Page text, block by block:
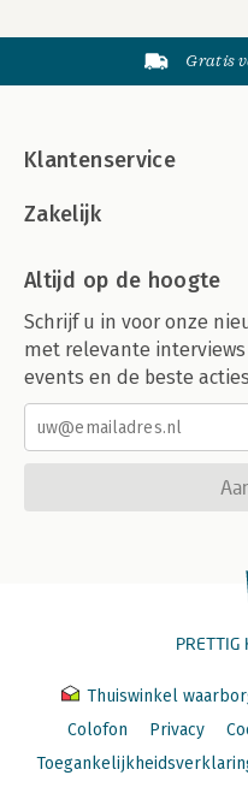
Gratis
Klantenservice
Zakelijk
Altijd op de hoogte
Schrijf u in voor onze
met relevante
events en de beste
PRETTIG
Thuiswinkel
Colofon
Privacy